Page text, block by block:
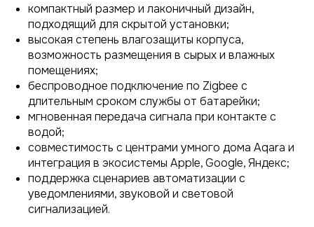
компактный размер и лаконичный дизайн,
подходящий для скрытой установки;
высокая степень влагозащиты корпуса,
возможность размещения в сырых и влажных
помещениях;
беспроводное подключение по Zigbee с
длительным сроком службы от батарейки;
мгновенная передача сигнала при контакте с
водой;
совместимость с центрами умного дома Aqara и
интеграция в экосистемы Apple, Google, Яндекс;
поддержка сценариев автоматизации с
уведомлениями, звуковой и световой
сигнализацией.